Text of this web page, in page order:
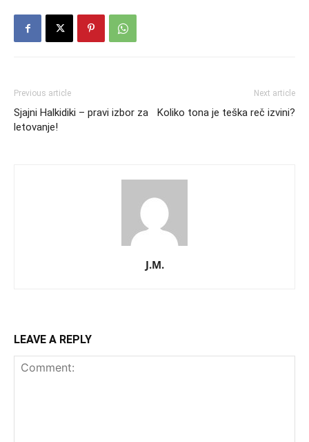
Previous article
Sjajni Halkidiki – pravi izbor za
letovanje!
Next article
Koliko tona je teška reč izvini?
J.M.
LEAVE A REPLY